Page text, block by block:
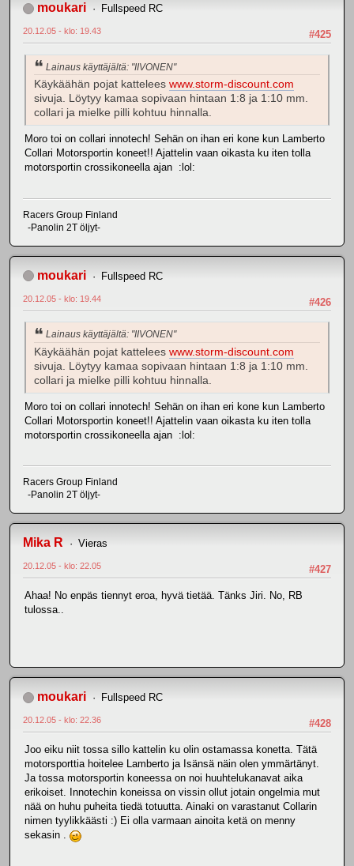
moukari Fullspeed RC
#425
20.12.05 - klo: 19.43
Lainaus käyttäjältä: "IIVONEN"
Käykäähän pojat kattelees www.storm-discount.com
sivuja. Löytyy kamaa sopivaan hintaan 1:8 ja 1:10 mm.
collari ja mielke pilli kohtuu hinnalla.
Moro toi on collari innotech! Sehän on ihan eri kone kun Lamberto
Collari Motorsportin koneet!! Ajattelin vaan oikasta ku iten tolla
motorsportin crossikoneella ajan :lol:
Racers Group Finland
-Panolin 2T öljyt-
moukari Fullspeed RC
#426
20.12.05 - klo: 19.44
Lainaus käyttäjältä: "IIVONEN"
Käykäähän pojat kattelees www.storm-discount.com
sivuja. Löytyy kamaa sopivaan hintaan 1:8 ja 1:10 mm.
collari ja mielke pilli kohtuu hinnalla.
Moro toi on collari innotech! Sehän on ihan eri kone kun Lamberto
Collari Motorsportin koneet!! Ajattelin vaan oikasta ku iten tolla
motorsportin crossikoneella ajan :lol:
Racers Group Finland
-Panolin 2T öljyt-
Mika R Vieras
#427
20.12.05 - klo: 22.05
Ahaa! No enpäs tiennyt eroa, hyvä tietää. Tänks Jiri. No, RB
tulossa..
moukari Fullspeed RC
#428
20.12.05 - klo: 22.36
Joo eiku niit tossa sillo kattelin ku olin ostamassa konetta. Tätä
motorsporttia hoitelee Lamberto ja Isänsä näin olen ymmärtänyt.
Ja tossa motorsportin koneessa on noi huuhtelukanavat aika
erikoiset. Innotechin koneissa on vissin ollut jotain ongelmia mut
nää on huhu puheita tiedä totuutta. Ainaki on varastanut Collarin
nimen tyylikkäästi :) Ei olla varmaan ainoita ketä on menny
sekasin .